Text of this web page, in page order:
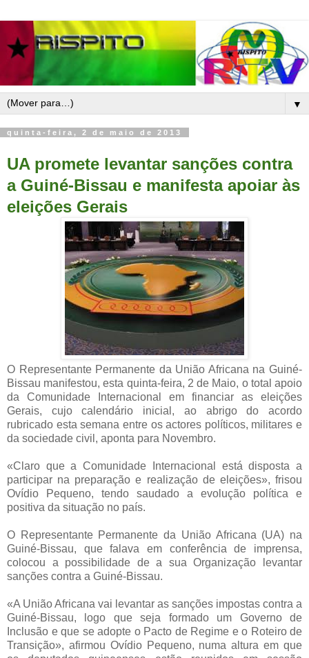
▼
quinta-feira, 2 de maio de 2013
UA promete levantar sanções contra
a Guiné-Bissau e manifesta apoiar às
eleições Gerais
O Representante Permanente da União Africana na Guiné-
Bissau manifestou, esta quinta-feira, 2 de Maio, o total apoio
da Comunidade Internacional em financiar as eleições
Gerais, cujo calendário inicial, ao abrigo do acordo
rubricado esta semana entre os actores políticos, militares e
da sociedade civil, aponta para Novembro.
«Claro que a Comunidade Internacional está disposta a
participar na preparação e realização de eleições», frisou
Ovídio Pequeno, tendo saudado a evolução política e
positiva da situação no país.
O Representante Permanente da União Africana (UA) na
Guiné-Bissau, que falava em conferência de imprensa,
colocou a possibilidade de a sua Organização levantar
sanções contra a Guiné-Bissau.
«A União Africana vai levantar as sanções impostas contra a
Guiné-Bissau, logo que seja formado um Governo de
Inclusão e que se adopte o Pacto de Regime e o Roteiro de
Transição», afirmou Ovídio Pequeno, numa altura em que